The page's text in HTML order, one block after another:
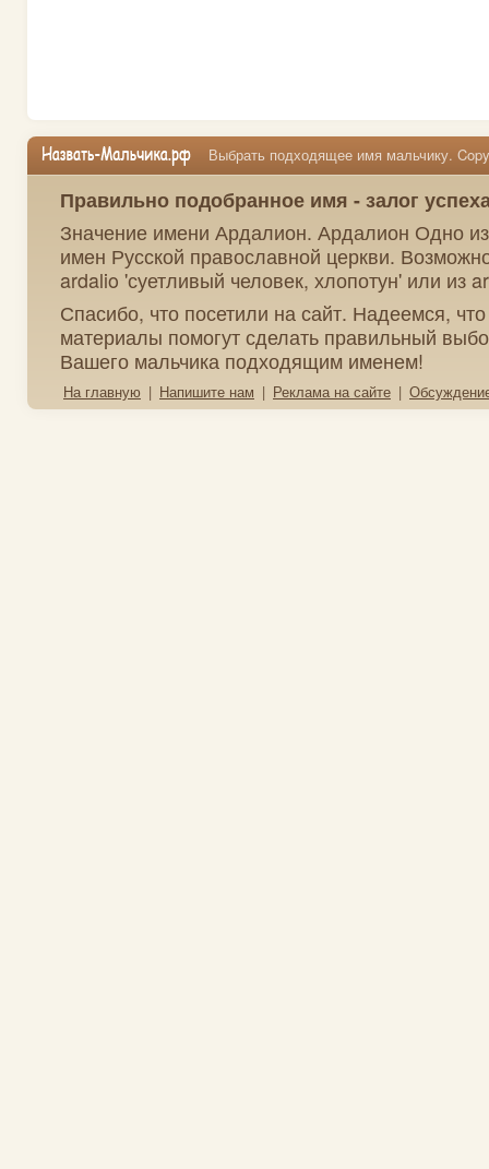
Выбрать подходящее имя мальчику.
Правильно подобранное имя - залог
Значение имени Ардалион. Ардалион Одно из
имен Русской православной церкви.
ardalio 'суетливый человек, хлопотун' или из
Спасибо, что посетили на сайт. Надеемся,
материалы помогут сделать правильный
Вашего мальчика подходящим именем!
На главную | Напишите нам | Реклама на сайте |